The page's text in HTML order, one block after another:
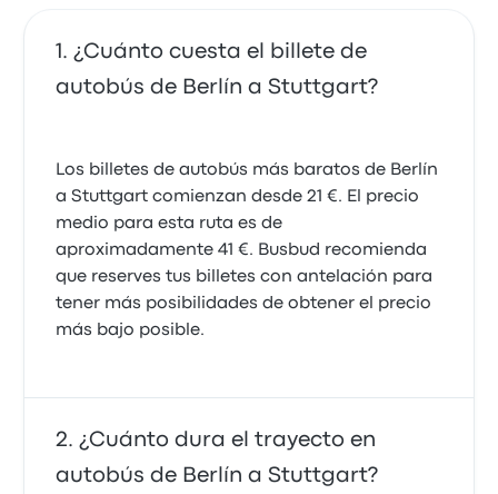
¿Cuánto cuesta el billete de
autobús de Berlín a Stuttgart?
Los billetes de autobús más baratos de Berlín
a Stuttgart comienzan desde 21 €. El precio
medio para esta ruta es de
aproximadamente 41 €. Busbud recomienda
que reserves tus billetes con antelación para
tener más posibilidades de obtener el precio
más bajo posible.
¿Cuánto dura el trayecto en
autobús de Berlín a Stuttgart?